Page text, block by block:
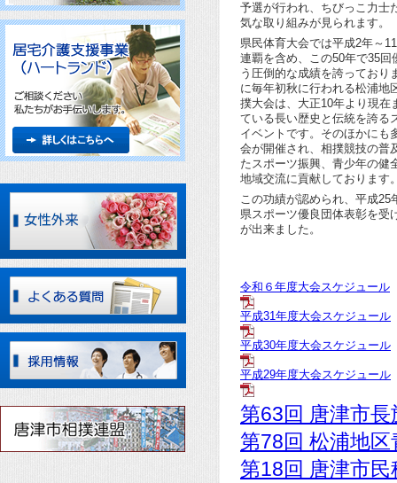
予選が行われ、ちびっこ力士
気な取り組みが見られます。
県民体育大会では平成2年～
連覇を含め、この50年で35回
う圧倒的な成績を誇っており
に毎年初秋に行われる松浦地
撲大会は、大正10年より現在
ている長い歴史と伝統を誇る
イベントです。そのほかにも
会が開催され、相撲競技の普
たスポーツ振興、青少年の健
地域交流に貢献しております
この功績が認められ、平成25
県スポーツ優良団体表彰を受
が出来ました。
令和６年度大会スケジュール
平成31年度大会スケジュール
平成30年度大会スケジュール
平成29年度大会スケジュール
第63回 唐津市
第78回 松浦地
第18回 唐津市